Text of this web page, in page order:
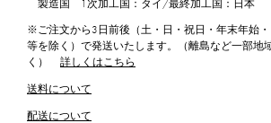
製造国 1次加工国：タイ/最終加工国：日本
※ご注文から3日前後（土・日・祝日・年末年始
等を除く）で発送いたします。（離島など一部地
く）
詳しくはこちら
送料について
配送について